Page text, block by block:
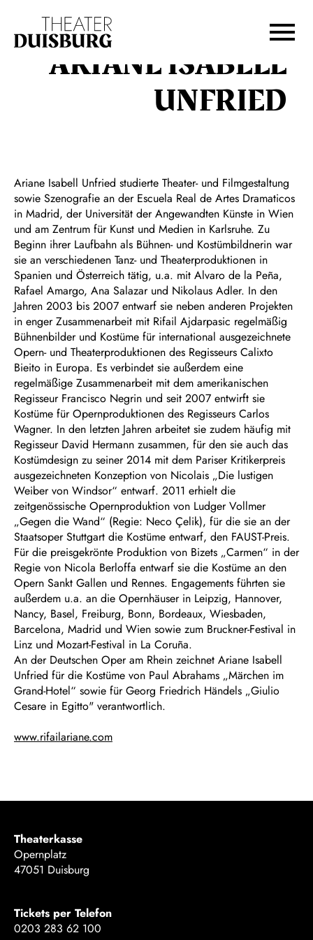
Zur Hauptnavigation springen
Zum Footer springen
ARIANE ISABELL
UNFRIED
Ariane Isabell Unfried studierte Theater- und Filmgestaltung
sowie Szenografie an der Escuela Real de Artes Dramaticos
in Madrid, der Universität der Angewandten Künste in Wien
und am Zentrum für Kunst und Medien in Karlsruhe. Zu
Beginn ihrer Laufbahn als Bühnen- und Kostümbildnerin war
sie an verschiedenen Tanz- und Theaterproduktionen in
Spanien und Österreich tätig, u.a. mit Alvaro de la Peña,
Rafael Amargo, Ana Salazar und Nikolaus Adler. In den
Jahren 2003 bis 2007 entwarf sie neben anderen Projekten
in enger Zusammenarbeit mit Rifail Ajdarpasic regelmäßig
Bühnenbilder und Kostüme für international ausgezeichnete
Opern- und Theaterproduktionen des Regisseurs Calixto
Bieito in Europa. Es verbindet sie außerdem eine
regelmäßige Zusammenarbeit mit dem amerikanischen
Regisseur Francisco Negrin und seit 2007 entwirft sie
Kostüme für Opernproduktionen des Regisseurs Carlos
Wagner. In den letzten Jahren arbeitet sie zudem häufig mit
Regisseur David Hermann zusammen, für den sie auch das
Kostümdesign zu seiner 2014 mit dem Pariser Kritikerpreis
ausgezeichneten Konzeption von Nicolais „Die lustigen
Weiber von Windsor“ entwarf. 2011 erhielt die
zeitgenössische Opernproduktion von Ludger Vollmer
„Gegen die Wand“ (Regie: Neco Çelik), für die sie an der
Staatsoper Stuttgart die Kostüme entwarf, den FAUST-Preis.
Für die preisgekrönte Produktion von Bizets „Carmen“ in der
Regie von Nicola Berloffa entwarf sie die Kostüme an den
Opern Sankt Gallen und Rennes. Engagements führten sie
außerdem u.a. an die Opernhäuser in Leipzig, Hannover,
Nancy, Basel, Freiburg, Bonn, Bordeaux, Wiesbaden,
Barcelona, Madrid und Wien sowie zum Bruckner-Festival in
Linz und Mozart-Festival in La Coruña.
An der Deutschen Oper am Rhein zeichnet Ariane Isabell
Unfried für die Kostüme von Paul Abrahams „Märchen im
Grand-Hotel“ sowie für Georg Friedrich Händels „Giulio
Cesare in Egitto" verantwortlich.
www.rifailariane.com
Theaterkasse
Opernplatz
47051 Duisburg
Tickets per Telefon
0203 283 62 100